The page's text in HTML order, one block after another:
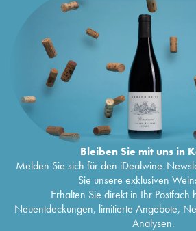
Bleiben Sie mit uns in
Melden Sie sich für den iDealwine-
Sie unsere exklusiven
Erhalten Sie direkt in Ihr Postfach
Neuentdeckungen, limitierte Angebote,
Analysen.